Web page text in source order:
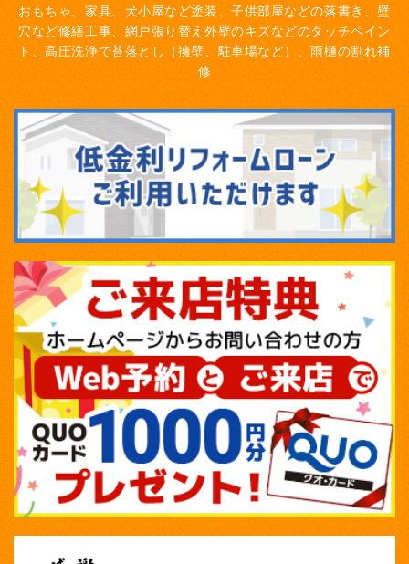
おもちゃ、家具、犬小屋など塗装、子供部屋などの落書き、壁
穴など修繕工事、網戸張り替え 外壁のキズなどのタッチペイン
ト、高圧洗浄で苔落とし（擁壁、駐車場など）、雨樋の割れ補
修